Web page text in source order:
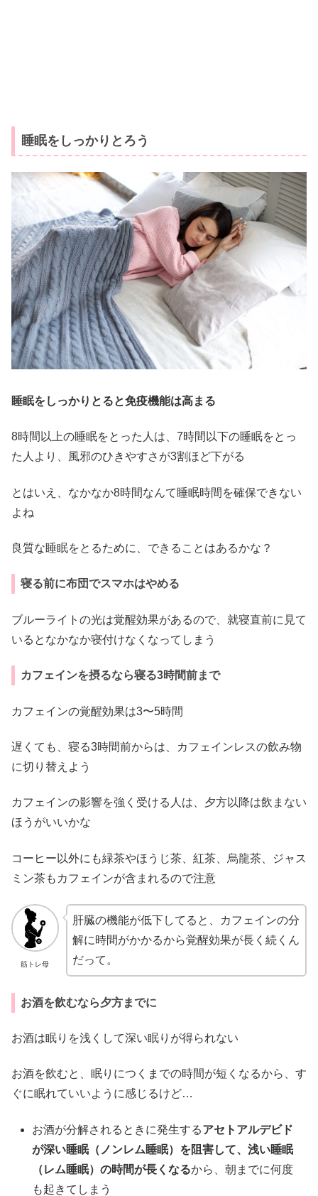
睡眠をしっかりとろう
睡眠をしっかりとると免疫機能は高まる
8時間以上の睡眠をとった人は、7時間以下の睡眠をとっ
た人より、風邪のひきやすさが3割ほど下がる
とはいえ、なかなか8時間なんて睡眠時間を確保できない
よね
良質な睡眠をとるために、できることはあるかな？
寝る前に布団でスマホはやめる
ブルーライトの光は覚醒効果があるので、就寝直前に見て
いるとなかなか寝付けなくなってしまう
カフェインを摂るなら寝る3時間前まで
カフェインの覚醒効果は3〜5時間
遅くても、寝る3時間前からは、カフェインレスの飲み物
に切り替えよう
カフェインの影響を強く受ける人は、夕方以降は飲まない
ほうがいいかな
コーヒー以外にも緑茶やほうじ茶、紅茶、烏龍茶、ジャス
ミン茶もカフェインが含まれるので注意
筋トレ母
肝臓の機能が低下してると、カフェインの分
解に時間がかかるから覚醒効果が長く続くん
だって。
お酒を飲むなら夕方までに
お酒は眠りを浅くして深い眠りが得られない
お酒を飲むと、眠りにつくまでの時間が短くなるから、す
ぐに眠れていいように感じるけど…
お酒が分解されるときに発生するアセトアルデビド
が深い睡眠（ノンレム睡眠）を阻害して、浅い睡眠
（レム睡眠）の時間が長くなるから、朝までに何度
も起きてしまう